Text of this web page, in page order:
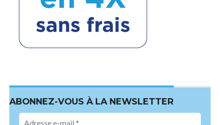
ABONNEZ-VOUS À LA NEWSLETTER